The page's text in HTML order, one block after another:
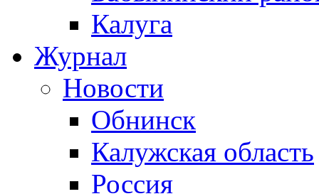
Калуга
Журнал
Новости
Обнинск
Калужская область
Россия